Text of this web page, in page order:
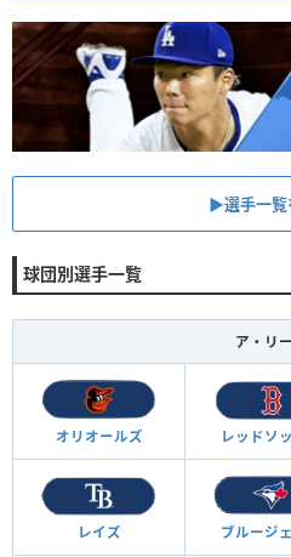
▶︎選手一覧
球団別選手一覧
ア・リ
オリオールズ レッドソ
レイズ ブルージ